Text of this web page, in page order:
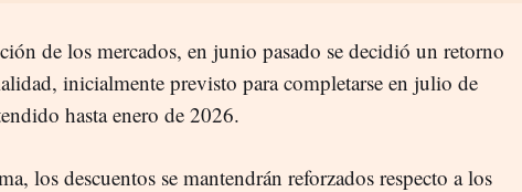
de los mercados, en junio pasado se decidió un retorno
inicialmente previsto para completarse en julio de
hasta enero de 2026.
los descuentos se mantendrán reforzados respecto a los